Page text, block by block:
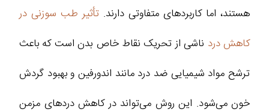
هستند، اما کاربردهای متفاوتی دارند. تأثیر طب سوزنی در
کاهش درد ناشی از تحریک نقاط خاص بدن است که باعث
ترشح مواد شیمیایی ضد درد مانند اندورفین و بهبود گردش
خون می‌شود. این روش می‌تواند در کاهش دردهای مزمن